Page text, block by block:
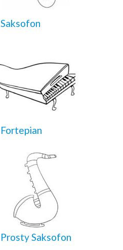
Saksofon
Fortepian
Prosty Saksofon